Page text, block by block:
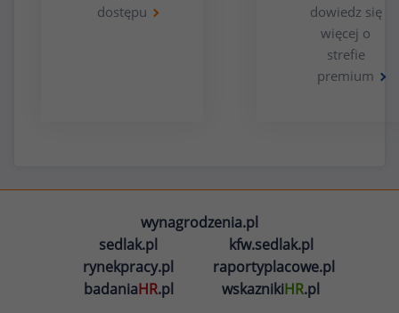
dostępu
dowiedz się
więcej o
strefie
premium
wynagrodzenia.pl
sedlak.pl
kfw.sedlak.pl
rynekpracy.pl
raportyplacowe.pl
badaniaHR.pl wskaznikiHR.pl